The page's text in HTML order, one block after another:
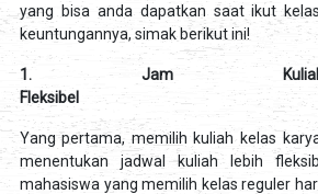
yang bisa anda dapatkan saat ikut
keuntungannya, simak berikut ini!
1. Jam
Fleksibel
Yang pertama, memilih kuliah kelas
menentukan jadwal kuliah lebih
mahasiswa yang memilih kelas reguler